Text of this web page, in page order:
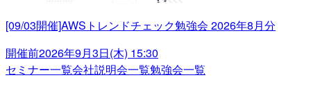
[09/03開催]AWSトレンドチェック勉強会 2026年8月分
開催前2026年9月3日(木) 15:30
セミナー一覧会社説明会一覧勉強会一覧